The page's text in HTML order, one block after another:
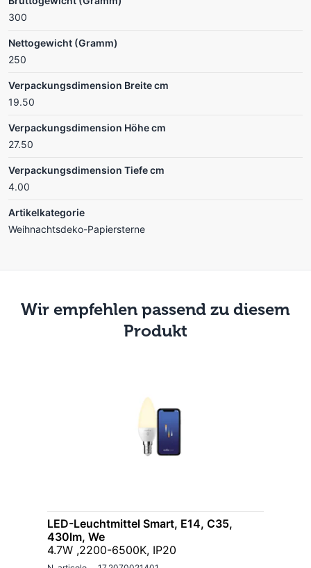
300
Nettogewicht (Gramm)
250
Verpackungsdimension Breite cm
19.50
Verpackungsdimension Höhe cm
27.50
Verpackungsdimension Tiefe cm
4.00
Artikelkategorie
Weihnachtsdeko-Papiersterne
Wir empfehlen passend zu diesem
Produkt
LED-Leuchtmittel Smart, E14, C35,
430lm, We
4.7W ,2200-6500K, IP20